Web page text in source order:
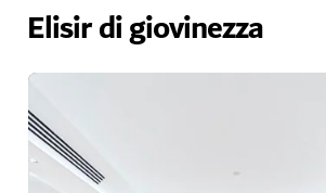
Elisir di giovinezza